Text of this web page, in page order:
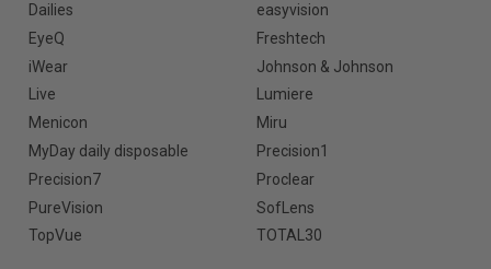
Dailies
easyvision
EyeQ
Freshtech
iWear
Johnson & Johnson
Live
Lumiere
Menicon
Miru
MyDay daily disposable
Precision1
Precision7
Proclear
PureVision
SofLens
TopVue
TOTAL30